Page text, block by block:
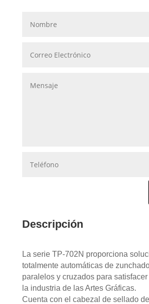
Descripción
La serie TP-702N proporciona
totalmente automáticas de
paralelos y cruzados para
la industria de las Artes Gráficas.
Cuenta con el cabezal de sellado